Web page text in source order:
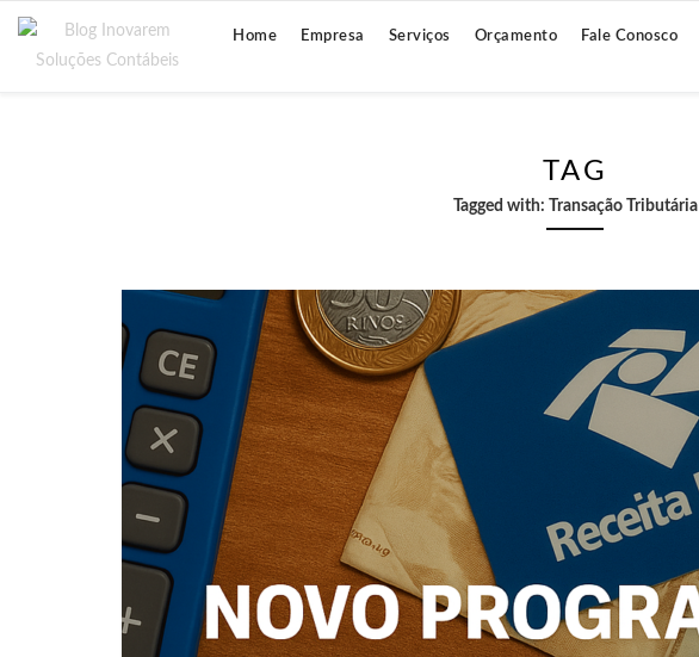
Home Empresa Serviços Orçamento Fale Conosco
TAG
Tagged with: Transação Tributária